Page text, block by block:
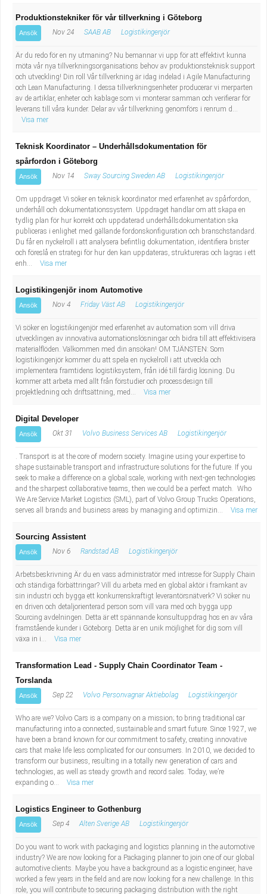
Produktionstekniker för vår tillverkning i Göteborg
Ansök Nov 24 SAAB AB Logistikingenjör
Är du redo för en ny utmaning? Nu bemannar vi upp för att effektivt kunna
möta vår nya tillverkningsorganisations behov av produktionsteknisk support
och utveckling! Din roll Vår tillverkning är idag indelad i Agile Manufacturing
och Lean Manufacturing. I dessa tillverkningsenheter producerar vi merparten
av de artiklar, enheter och kablage som vi monterar samman och verifierar för
leverans till våra kunder. Delar av vår tillverkning genomförs i renrum d...
Visa mer
Teknisk Koordinator – Underhållsdokumentation för
spårfordon i Göteborg
Ansök Nov 14 Sway Sourcing Sweden AB Logistikingenjör
Om uppdraget Vi söker en teknisk koordinator med erfarenhet av spårfordon,
underhåll och dokumentationssystem. Uppdraget handlar om att skapa en
tydlig plan för hur korrekt och uppdaterad underhållsdokumentation ska
publiceras i enlighet med gällande fordonskonfiguration och branschstandard.
Du får en nyckelroll i att analysera befintlig dokumentation, identifiera brister
och föreslå en strategi för hur den kan uppdateras, struktureras och lagras i ett
enh...
Visa mer
Logistikingenjör inom Automotive
Ansök Nov 4 Friday Väst AB Logistikingenjör
Vi söker en logistikingenjör med erfarenhet av automation som vill driva
utvecklingen av innovativa automationslösningar och bidra till att effektivisera
materialflöden. Välkommen med din ansökan! OM TJÄNSTEN: Som
logistikingenjör kommer du att spela en nyckelroll i att utveckla och
implementera framtidens logistiksystem, från idé till färdig lösning. Du
kommer att arbeta med allt från förstudier och processdesign till
projektledning och driftsättning, med...
Visa mer
Digital Developer
Ansök Okt 31 Volvo Business Services AB Logistikingenjör
. Transport is at the core of modern society. Imagine using your expertise to
shape sustainable transport and infrastructure solutions for the future. If you
seek to make a difference on a global scale, working with next-gen technologies
and the sharpest collaborative teams, then we could be a perfect match. Who
We Are Service Market Logistics (SML), part of Volvo Group Trucks Operations,
serves all brands and business areas by managing and optimizin...
Visa mer
Sourcing Assistent
Ansök Nov 6 Randstad AB Logistikingenjör
Arbetsbeskrivning Är du en vass administratör med intresse för Supply Chain
och ständiga förbättringar? Vill du arbeta med en global aktör i framkant av
sin industri och bygga ett konkurrenskraftigt leverantörsnätverk? Vi söker nu
en driven och detaljorienterad person som vill vara med och bygga upp
Sourcing avdelningen. Detta är ett spännande konsultuppdrag hos en av våra
framstående kunder i Göteborg. Detta är en unik möjlighet för dig som vill
växa in i...
Visa mer
Transformation Lead - Supply Chain Coordinator Team -
Torslanda
Ansök Sep 22 Volvo Personvagnar Aktiebolag Logistikingenjör
Who are we? Volvo Cars is a company on a mission; to bring traditional car
manufacturing into a connected, sustainable and smart future. Since 1927, we
have been a brand known for our commitment to safety, creating innovative
cars that make life less complicated for our consumers. In 2010, we decided to
transform our business, resulting in a totally new generation of cars and
technologies, as well as steady growth and record sales. Today, we’re
expanding o...
Visa mer
Logistics Engineer to Gothenburg
Ansök Sep 4 Alten Sverige AB Logistikingenjör
Do you want to work with packaging and logistics planning in the automotive
industry? We are now looking for a Packaging planner to join one of our global
automotive clients. Maybe you have a background as a logistic engineer, have
worked a few years in the field and are now looking for a new challenge. In this
role, you will contribute to securing packaging distribution with the right